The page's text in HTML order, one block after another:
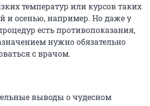
температур или курсов таких
и осенью, например. Но даже у
есть противопоказания,
нужно обязательно
с врачом.
выводы о чудесном